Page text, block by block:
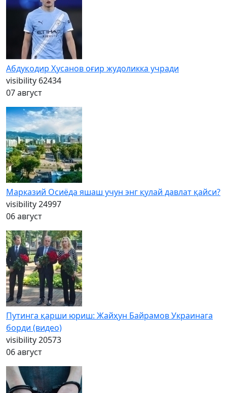
Абдуқодир Ҳусанов оғир жудоликка учради
visibility 62434
07 август
Марказий Осиёда яшаш учун энг қулай давлат қайси?
visibility24997
06 август
Путинга қарши юриш: Жайҳун Байрамов Украинага
борди (видео)
visibility20573
06 август